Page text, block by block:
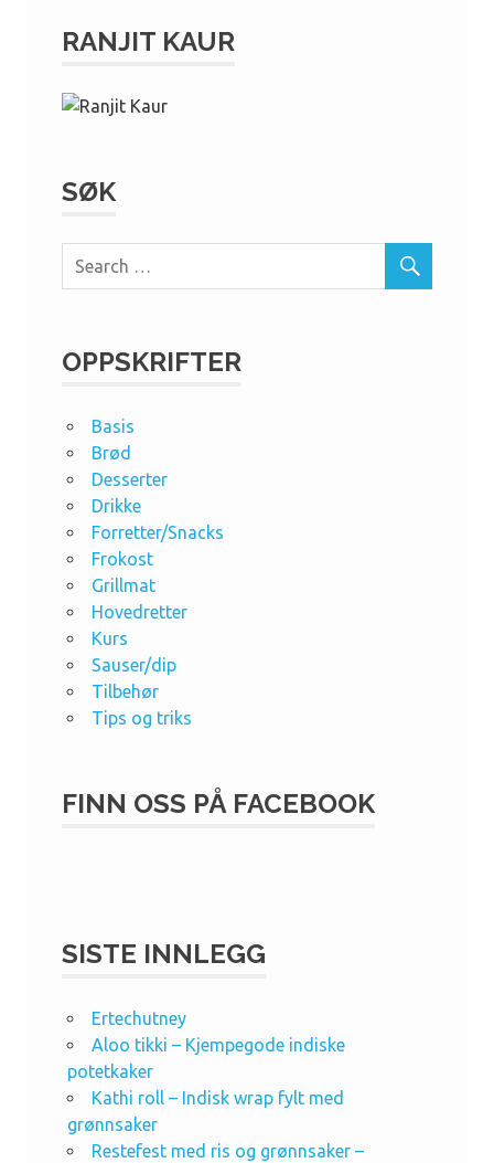
RANJIT KAUR
SØK
OPPSKRIFTER
Basis
Brød
Desserter
Drikke
Forretter/Snacks
Frokost
Grillmat
Hovedretter
Kurs
Sauser/dip
Tilbehør
Tips og triks
FINN OSS PÅ FACEBOOK
SISTE INNLEGG
Ertechutney
Aloo tikki – Kjempegode indiske
potetkaker
Kathi roll – Indisk wrap fylt med
grønnsaker
Restefest med ris og grønnsaker –